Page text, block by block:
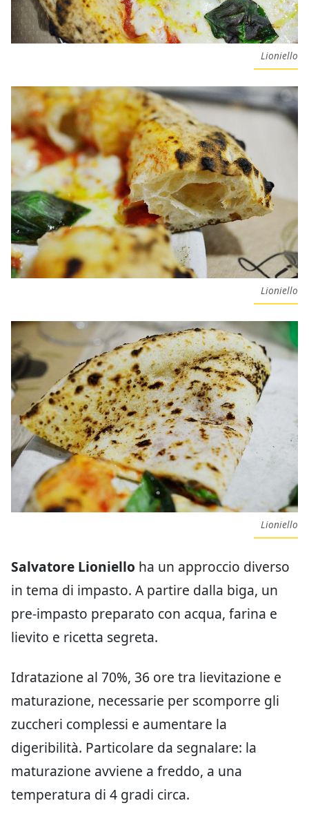
Lioniello
Lioniello
Lioniello
Salvatore Lioniello ha un approccio diverso
in tema di impasto. A partire dalla biga, un
pre-impasto preparato con acqua, farina e
lievito e ricetta segreta.
Idratazione al 70%, 36 ore tra lievitazione e
maturazione, necessarie per scomporre gli
zuccheri complessi e aumentare la
digeribilità. Particolare da segnalare: la
maturazione avviene a freddo, a una
temperatura di 4 gradi circa.